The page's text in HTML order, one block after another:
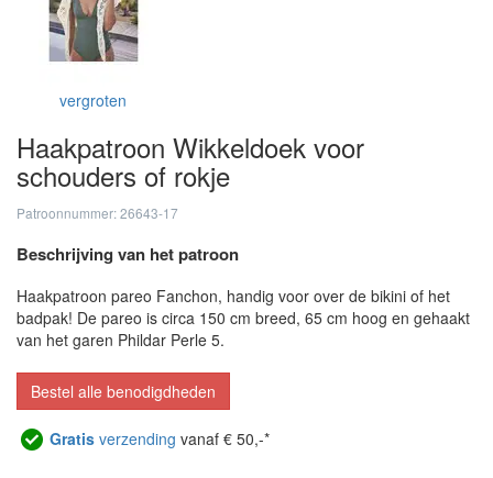
vergroten
Haakpatroon Wikkeldoek voor
schouders of rokje
Patroonnummer: 26643-17
Beschrijving van het patroon
Haakpatroon pareo Fanchon, handig voor over de bikini of het
badpak! De pareo is circa 150 cm breed, 65 cm hoog en gehaakt
van het garen Phildar Perle 5.
Bestel alle benodigdheden
Gratis verzending vanaf € 50,-*